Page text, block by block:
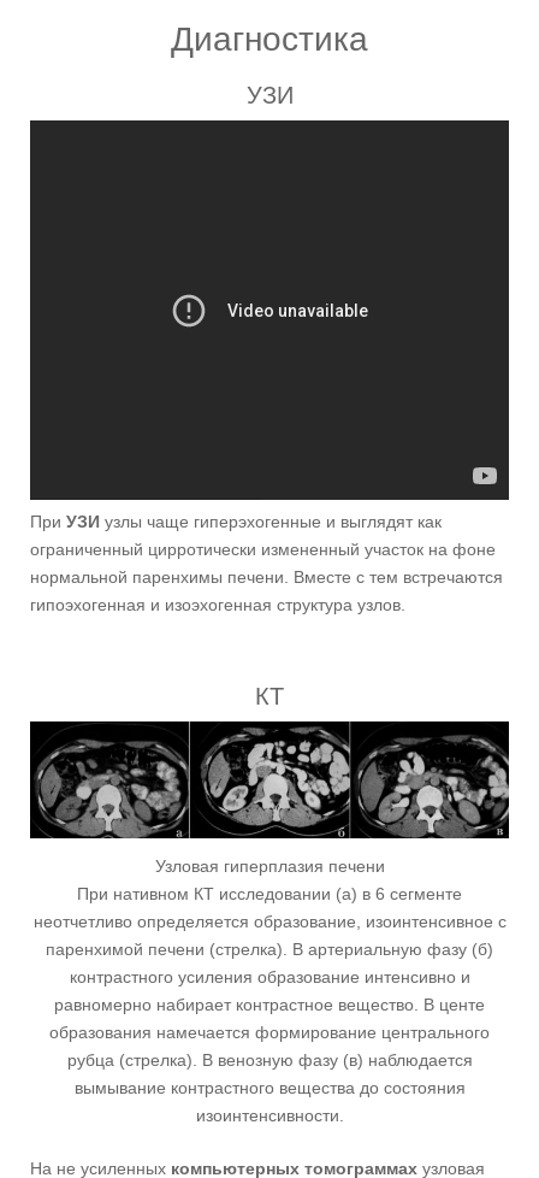
Диагностика
УЗИ
При УЗИ узлы чаще гиперэхогенные и выглядят как
ограниченный цирротически измененный участок на фоне
нормальной паренхимы печени. Вместе с тем встречаются
гипоэхогенная и изоэхогенная структура узлов.
КТ
Узловая гиперплазия печени
При нативном КТ исследовании (а) в 6 сегменте
неотчетливо определяется образование, изоинтенсивное с
паренхимой печени (стрелка). В артериальную фазу (б)
контрастного усиления образование интенсивно и
равномерно набирает контрастное вещество. В центе
образования намечается формирование центрального
рубца (стрелка). В венозную фазу (в) наблюдается
вымывание контрастного вещества до состояния
изоинтенсивности.
На не усиленных компьютерных томограммах узловая